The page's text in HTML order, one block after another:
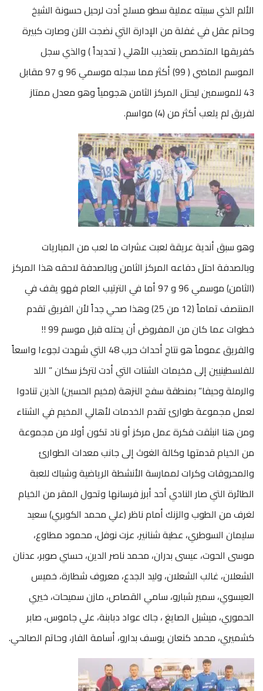
الألم الذي سببته عملية سطو مسلح أدت لرحيل حسونة الشيخ
وحاتم عقل في غفلة من الإدارة التي نضجت الآن وصارت كبيرة
كفريقها المتخصص بتعذيب الأهلي ( تحديداً ) والذي سجل
الموسم الماضي ( 99) أكثر مما سجله موسمي 96 و 97 مقابل
43 للموسمين ليحتل المركز الثامن هجومياً وهو معدل ممتاز
لفريق لم يلعب أكثر من (4) مواسم.
وهو سبق أندية عريقة لعبت عشرات ما لعب من المباريات
وبالصدفة احتل دفاعه المركز الثامن وبالصدفة لاحقه هذا المركز
(الثامن) موسمي 96 و 97 أما في الترتيب العام فهو يقف في
المنتصف تماماً (12 من 25) وهذا صحي جداً لأن الفريق تقدم
خطوات عما كان من المفروض أن يحتله قبل موسم 99 !!
والفريق عموماً هو نتاج أحداث حرب 48 التي شهدت لجوءا واسعاً
للفلسطينيين إلى مخيمات الشتات التي أدت لتركز سكان ” اللد
والرملة وحيفا” بمنطقة سفح النزهة (مخيم الحسين) الذين تنادوا
لعمل مجموعة طوارئ تقدم الخدمات لأهالي المخيم في الشتاء
ومن هنا انبثقت فكرة عمل مركز أو ناد تكون أولا من مجموعة
من الخيام قدمتها وكالة الغوث إلى جانب معدات الطوارئ
والمحروقات وكرات لممارسة الأنشطة الرياضية وشباك للعبة
الطائرة التي صار النادي أحد أبرز فرسانها وتحول المقر من الخيام
لغرف من الطوب والزنك أمام ناظر (علي محمد الكوبري) سعيد
سليمان السوطري، عطية شنانير، عزت نوفل، محمود مطاوع،
موسى الحوت، عيسى بدران، محمد ناصر الدين، حسني صوبر، عدنان
الشعلان، غالب الشعلان، وليد الجدع، معروف شطارة، خميس
العيسوي، سمير شبارو، سامي القصاص، مازن سميحات، خيري
الحموري، ميشيل الصايغ ، جاك عواد دبابنة، علي جاموس، صابر
كشميري، محمد كنعان يوسف بدارو، أسامة الفار، وحاتم الصالحي.